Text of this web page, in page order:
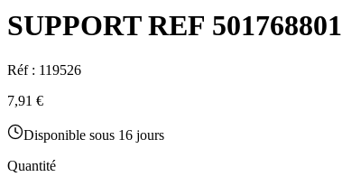
SUPPORT REF 501768801
Réf : 119526
7,91 €
Disponible sous 16 jours
Quantité